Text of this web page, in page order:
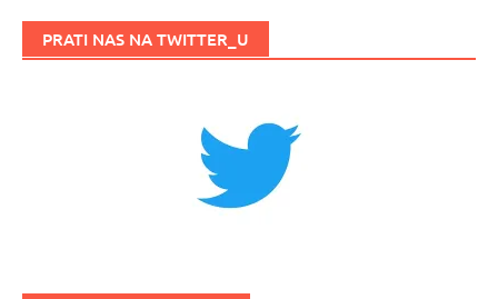
PRATI NAS NA TWITTER_U